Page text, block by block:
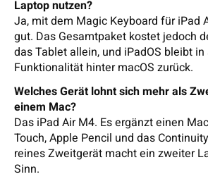
Laptop nutzen?
Ja, mit dem Magic Keyboard für iPad
gut. Das Gesamtpaket kostet jedoch
das Tablet allein, und iPadOS bleibt
Funktionalität hinter macOS zurück.
Welches Gerät lohnt sich mehr als
einem Mac?
Das iPad Air M4. Es ergänzt einen
Touch, Apple Pencil und das
reines Zweitgerät macht ein zweiter
Sinn.